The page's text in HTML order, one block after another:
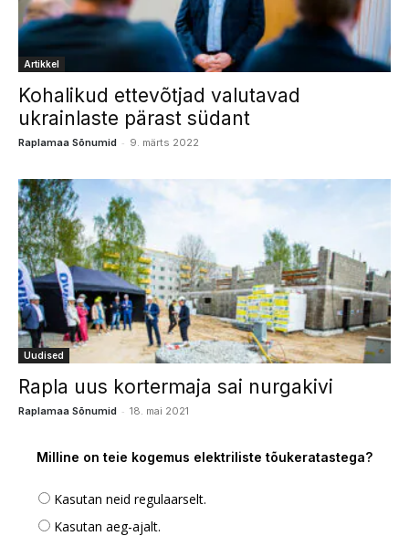
Artikkel
Kohalikud ettevõtjad valutavad
ukrainlaste pärast südant
Raplamaa Sõnumid - 9. märts 2022
Uudised
Rapla uus kortermaja sai nurgakivi
Raplamaa Sõnumid - 18. mai 2021
Milline on teie kogemus elektriliste tõukeratastega?
Kasutan neid regulaarselt.
Kasutan aeg-ajalt.